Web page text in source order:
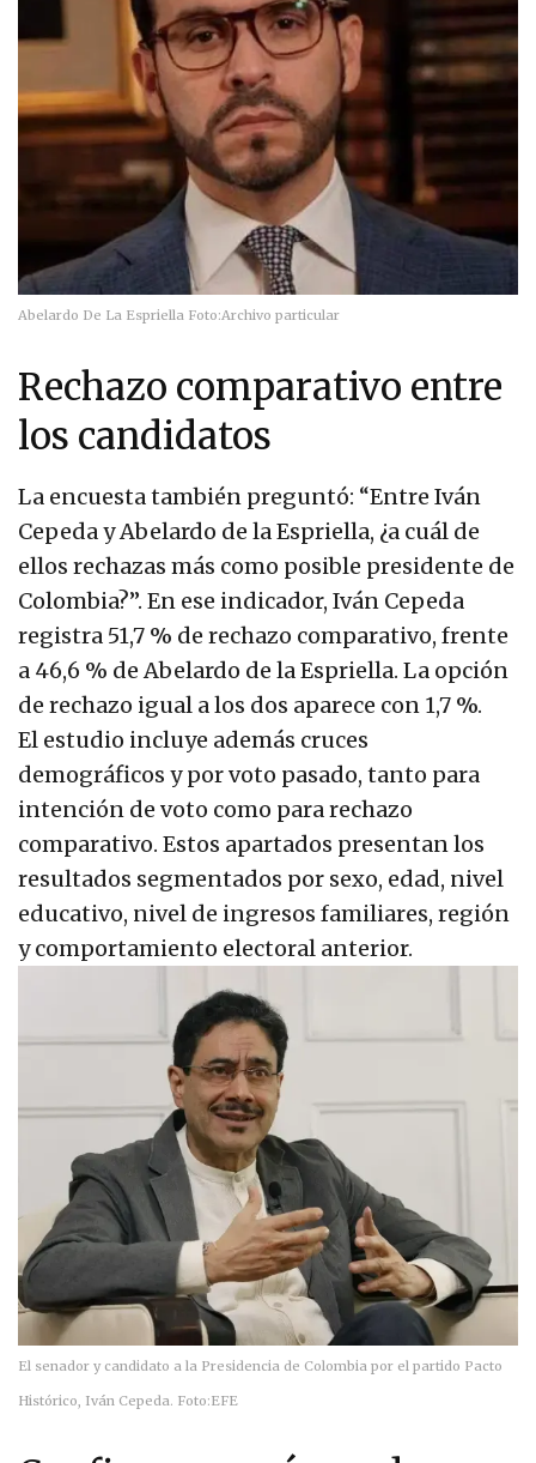
Abelardo De La Espriella Foto:Archivo particular
Rechazo comparativo entre
los candidatos
La encuesta también preguntó: “Entre Iván
Cepeda y Abelardo de la Espriella, ¿a cuál de
ellos rechazas más como posible presidente de
Colombia?”. En ese indicador, Iván Cepeda
registra 51,7 % de rechazo comparativo, frente
a 46,6 % de Abelardo de la Espriella. La opción
de rechazo igual a los dos aparece con 1,7 %.
El estudio incluye además cruces
demográficos y por voto pasado, tanto para
intención de voto como para rechazo
comparativo. Estos apartados presentan los
resultados segmentados por sexo, edad, nivel
educativo, nivel de ingresos familiares, región
y comportamiento electoral anterior.
El senador y candidato a la Presidencia de Colombia por el partido Pacto
Histórico, Iván Cepeda. Foto:EFE